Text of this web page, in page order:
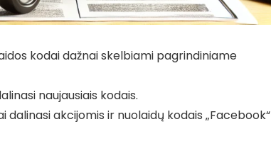
kodai dažnai skelbiami pagrindiniame
naujausiais kodais.
akcijomis ir nuolaidų kodais „Facebook“